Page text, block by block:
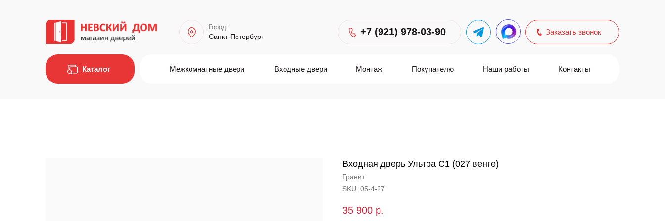
Город:
Санкт-Петербург
Заказать звонок
+7 (921) 978-03-90
Каталог Контакты
Наши работы
Покупателю
Монтаж
Входные двери
Межкомнатные двери
Входная дверь Ультра С1 (027 венге)
Гранит
SKU: 05-4-27
35 900 р.